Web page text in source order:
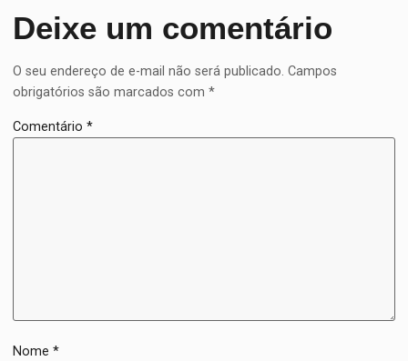
Deixe um comentário
O seu endereço de e-mail não será publicado. Campos
obrigatórios são marcados com*
Comentário*
Nome*